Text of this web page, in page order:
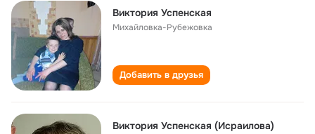
Виктория Успенская
Михайловка-Рубежовка
Добавить в друзья
Виктория Успенская (Исраилова)